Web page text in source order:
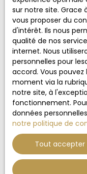
vous inscrire
au
L223-1 du code
Internet
adressé à :
Société Worldline,
BLOIS CEDEX.
Pour en savoir
données
politique de
sur notre site. Grace
vous proposer du
d'intérêt. Ils nous
qualité de nos
internet. Nous
personnelles pour
accord. Vous
moment via la
notre site, à
fonctionnement.
données
notre politique de
Tout accepter